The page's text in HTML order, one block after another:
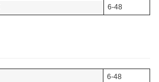
6-48
6-48